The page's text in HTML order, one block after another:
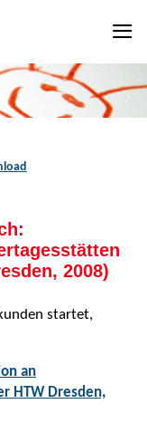
2008)
startet,
an
HTW Dresden,